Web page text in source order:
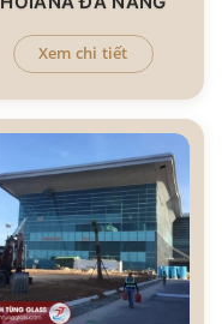
Xem chi tiết